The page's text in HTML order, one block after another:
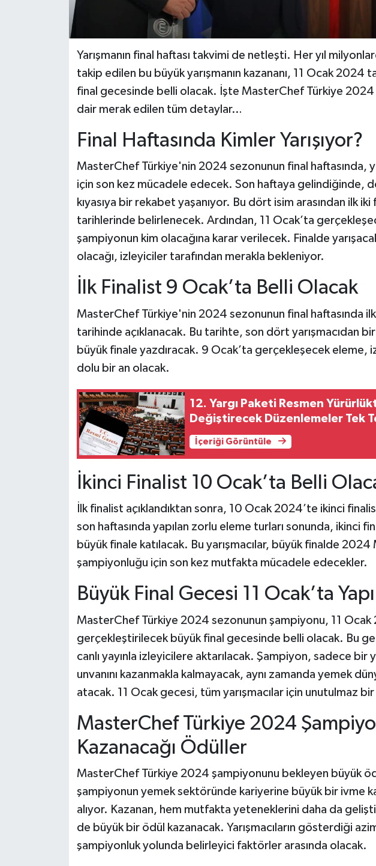
Yarışmanın final haftası takvimi de netleşti. Her yıl
takip edilen bu büyük yarışmanın kazananı, 11 Ocak 2024
final gecesinde belli olacak. İşte MasterChef Türkiye 2024
dair merak edilen tüm detaylar…
Final Haftasında Kimler Yarışıyor?
MasterChef Türkiye'nin 2024 sezonunun final haftasında,
için son kez mücadele edecek. Son haftaya gelindiğinde,
kıyasıya bir rekabet yaşanıyor. Bu dört isim arasından ilk
tarihlerinde belirlenecek. Ardından, 11 Ocak’ta
şampiyonun kim olacağına karar verilecek. Finalde
olacağı, izleyiciler tarafından merakla bekleniyor.
İlk Finalist 9 Ocak’ta Belli Olacak
MasterChef Türkiye'nin 2024 sezonunun final haftasında
tarihinde açıklanacak. Bu tarihte, son dört yarışmacıdan
büyük finale yazdıracak. 9 Ocak’ta gerçekleşecek eleme,
dolu bir an olacak.
12. Yargı Paketi Resmen
Değiştirecek Düzenlemeler Tek
İçeriği Görüntüle
İkinci Finalist 10 Ocak’ta Belli
İlk finalist açıklandıktan sonra, 10 Ocak 2024’te ikinci
son haftasında yapılan zorlu eleme turları sonunda, ikinci
büyük finale katılacak. Bu yarışmacılar, büyük finalde
şampiyonluğu için son kez mutfakta mücadele edecekler.
Büyük Final Gecesi 11 Ocak’ta
MasterChef Türkiye 2024 sezonunun şampiyonu, 11
gerçekleştirilecek büyük final gecesinde belli olacak. Bu
canlı yayınla izleyicilere aktarılacak. Şampiyon, sadece bir
unvanını kazanmakla kalmayacak, aynı zamanda yemek
atacak. 11 Ocak gecesi, tüm yarışmacılar için unutulmaz bir
MasterChef Türkiye 2024
Kazanacağı Ödüller
MasterChef Türkiye 2024 şampiyonunu bekleyen büyük
şampiyonun yemek sektöründe kariyerine büyük bir ivme
alıyor. Kazanan, hem mutfakta yeteneklerini daha da
de büyük bir ödül kazanacak. Yarışmacıların gösterdiği azim
şampiyonluk yolunda belirleyici faktörler arasında olacak.